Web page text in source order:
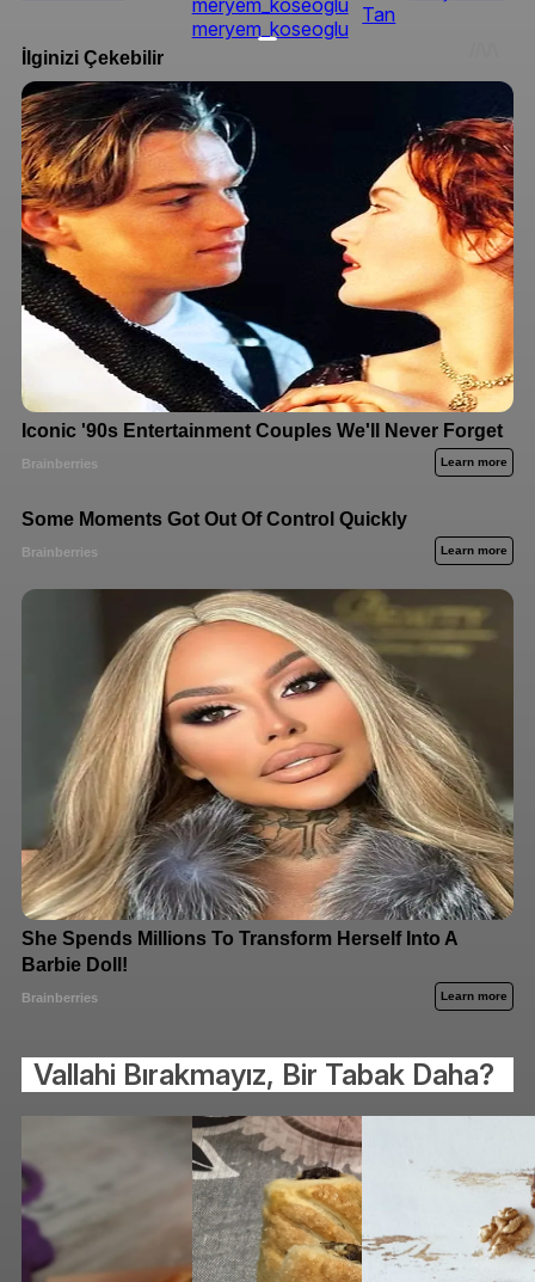
meryem_koseoglu
Tan
Vallahi Bırakmayız, Bir Tabak Daha?